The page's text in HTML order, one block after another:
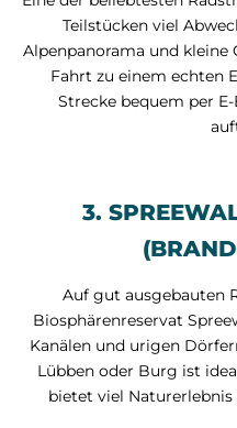
Teilstücken viel
Alpenpanorama und kleine
Fahrt zu einem echten
Strecke bequem per
3.
Auf gut ausgebauten
Biosphärenreservat
Kanälen und urigen
Lübben oder Burg ist
bietet viel